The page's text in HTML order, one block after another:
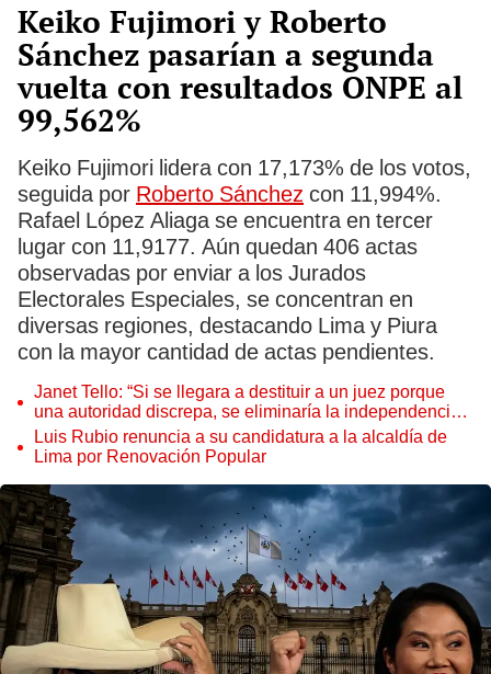
Keiko Fujimori y Roberto
Sánchez pasarían a segunda
vuelta con resultados ONPE al
99,562%
Keiko Fujimori lidera con 17,173% de los votos,
seguida por Roberto Sánchez con 11,994%.
Rafael López Aliaga se encuentra en tercer
lugar con 11,9177. Aún quedan 406 actas
observadas por enviar a los Jurados
Electorales Especiales, se concentran en
diversas regiones, destacando Lima y Piura
con la mayor cantidad de actas pendientes.
Janet Tello: “Si se llegara a destituir a un juez porque
una autoridad discrepa, se eliminaría la independencia
judicial”
Luis Rubio renuncia a su candidatura a la alcaldía de
Lima por Renovación Popular